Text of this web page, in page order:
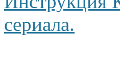
сериала.